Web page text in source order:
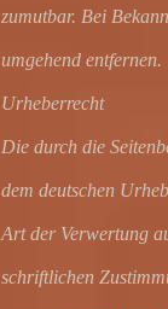
zumutbar. Bei
umgehend entfernen.
Urheberrecht
Die durch die
dem deutschen
Art der Verwertung
schriftlichen